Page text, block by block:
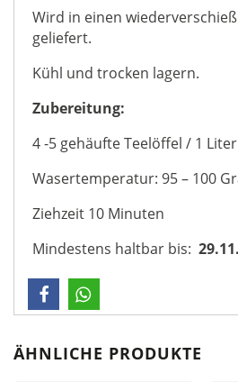
Wird in einen
geliefert.
Kühl und trocken lagern.
Zubereitung:
4 -5 gehäufte Teelöffel / 1 Liter
Wasertemperatur: 95 – 100
Ziehzeit 10 Minuten
Mindestens haltbar bis:
ÄHNLICHE PRODUKTE